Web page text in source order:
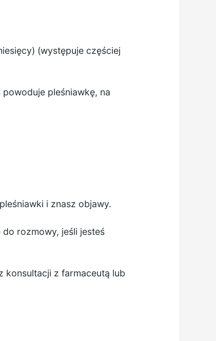
(występuje częściej
pleśniawkę, na
i znasz objawy.
rozmowy, jeśli jesteś
konsultacji z farmaceutą lub